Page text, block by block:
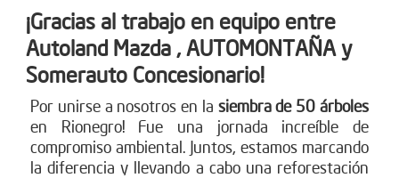
¡Gracias al trabajo en equipo entre
Autoland Mazda , AUTOMONTAÑA y
Somerauto Concesionario!
Por unirse a nosotros en la siembra de 50 árboles
en Rionegro! Fue una jornada increíble de
compromiso ambiental. Juntos, estamos marcando
la diferencia y llevando a cabo una reforestación